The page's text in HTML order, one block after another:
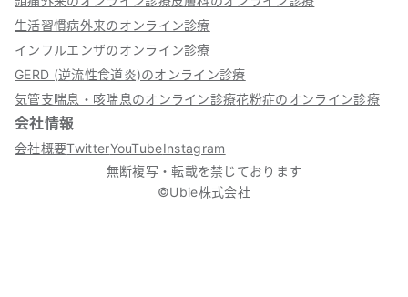
生活習慣病外来のオンライン診療
インフルエンザのオンライン診療
GERD (逆流性食道炎)のオンライン診療
気管支喘息・咳喘息のオンライン診療花粉症のオンライン診療
会社情報
会社概要TwitterYouTubeInstagram
無断複写・転載を禁じております
©Ubie株式会社